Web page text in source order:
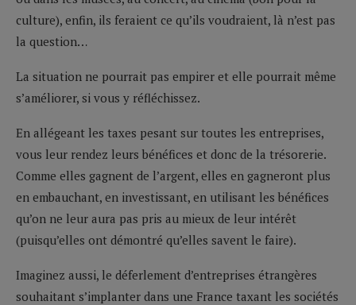
culture), enfin, ils feraient ce qu’ils voudraient, là n’est pas
la question…
La situation ne pourrait pas empirer et elle pourrait même
s’améliorer, si vous y réfléchissez.
En allégeant les taxes pesant sur toutes les entreprises,
vous leur rendez leurs bénéfices et donc de la trésorerie.
Comme elles gagnent de l’argent, elles en gagneront plus
en embauchant, en investissant, en utilisant les bénéfices
qu’on ne leur aura pas pris au mieux de leur intérêt
(puisqu’elles ont démontré qu’elles savent le faire).
Imaginez aussi, le déferlement d’entreprises étrangères
souhaitant s’implanter dans une France taxant les sociétés